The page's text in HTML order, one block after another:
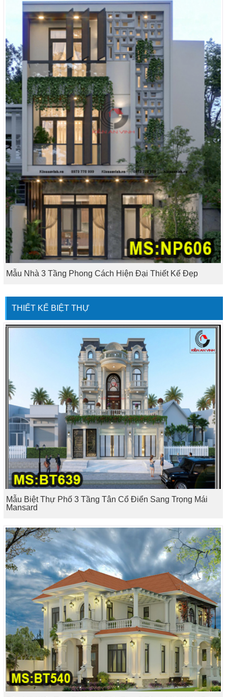
Mẫu Nhà 3 Tầng Phong Cách Hiện Đại Thiết Kế Đẹp
THIẾT KẾ BIỆT THỰ
Mẫu Biệt Thự Phố 3 Tầng Tân Cổ Điển Sang Trọng Mái
Mansard